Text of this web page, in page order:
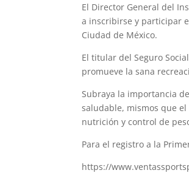
El Director General del
a inscribirse y participar
Ciudad de México.
El titular del Seguro
promueve la sana
Subraya la importancia
saludable, mismos que
nutrición y control de
Para el registro a la
https://